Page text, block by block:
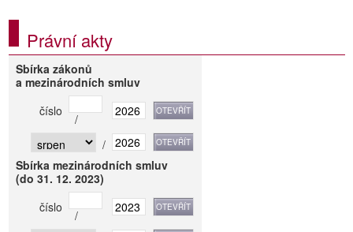
Právní akty
Sbírka zákonů
a mezinárodních smluv
číslo
/
/
Sbírka mezinárodních smluv
(do 31. 12. 2023)
číslo
/